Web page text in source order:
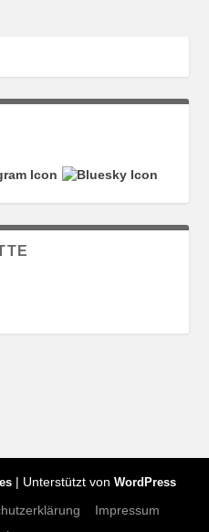
| Unterstützt von WordPress
Impressum